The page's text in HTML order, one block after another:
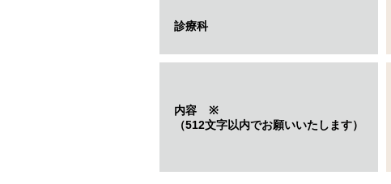
診療科
内容
※
（512文字以内でお願いいたします）